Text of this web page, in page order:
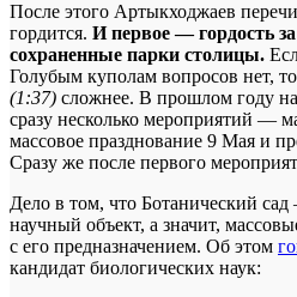
После этого Артыкходжаев
гордится. И первое — гордость
сохраненные парки столицы.
Голубым куполам вопросов нет,
(1:37) сложнее. В прошлом году
сразу несколько мероприятий —
массовое празднование 9 Мая и
Сразу же после первого
Дело в том, что Ботанический
научный объект, а значит,
с его предназначением. Об этом
кандидат биологических наук: